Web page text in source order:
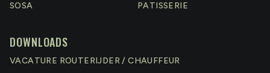
SOSA PATISSERIE
DOWNLOADS
VACATURE ROUTERIJDER / CHAUFFEUR